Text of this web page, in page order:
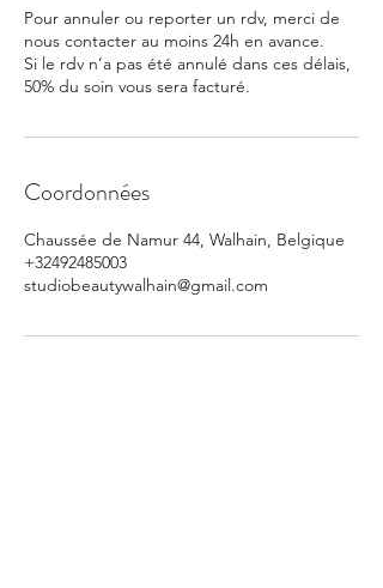
Pour annuler ou reporter un rdv, merci de
nous contacter au moins 24h en avance.
Si le rdv n’a pas été annulé dans ces délais,
50% du soin vous sera facturé.
Coordonnées
Chaussée de Namur 44, Walhain, Belgique
+32492485003
studiobeautywalhain@gmail.com